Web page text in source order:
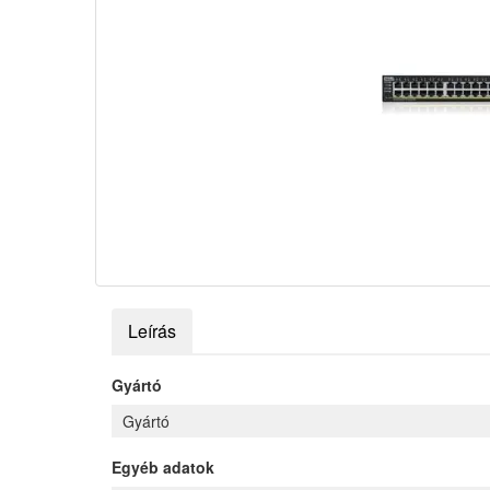
Leírás
Gyártó
Gyártó
Egyéb adatok